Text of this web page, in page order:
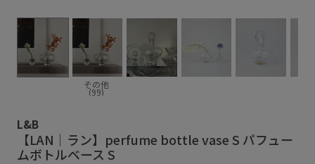
その他
(99)
L&B
【LAN｜ラン】perfume bottle vase S パフュー
ムボトルベース S